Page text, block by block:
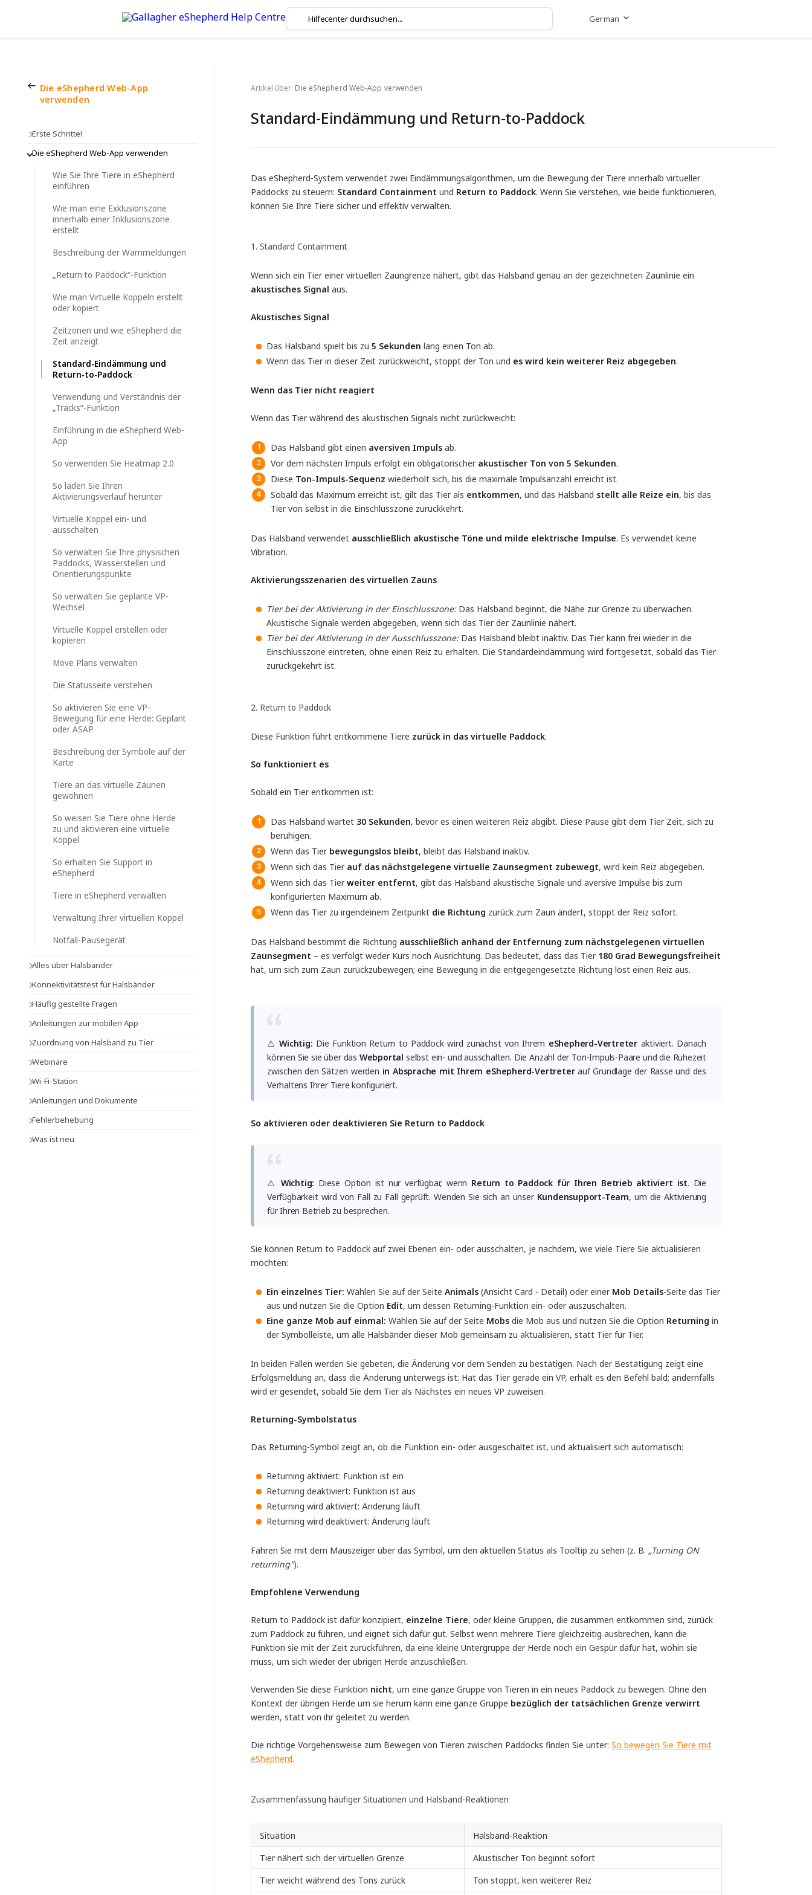
German
Die eShepherd Web-App
verwenden
Erste Schritte!
Die eShepherd Web-App verwenden
Wie Sie Ihre Tiere in eShepherd
einführen
Wie man eine Exklusionszone
innerhalb einer Inklusionszone
erstellt
Beschreibung der Warnmeldungen
„Return to Paddock“-Funktion
Wie man Virtuelle Koppeln erstellt
oder kopiert
Zeitzonen und wie eShepherd die
Zeit anzeigt
Standard-Eindämmung und
Return-to-Paddock
Verwendung und Verständnis der
„Tracks“-Funktion
Einführung in die eShepherd Web-
App
So verwenden Sie Heatmap 2.0
So laden Sie Ihren
Aktivierungsverlauf herunter
Virtuelle Koppel ein- und
ausschalten
So verwalten Sie Ihre physischen
Paddocks, Wasserstellen und
Orientierungspunkte
So verwalten Sie geplante VP-
Wechsel
Virtuelle Koppel erstellen oder
kopieren
Move Plans verwalten
Die Statusseite verstehen
So aktivieren Sie eine VP-
Bewegung für eine Herde: Geplant
oder ASAP
Beschreibung der Symbole auf der
Karte
Tiere an das virtuelle Zäunen
gewöhnen
So weisen Sie Tiere ohne Herde
zu und aktivieren eine virtuelle
Koppel
So erhalten Sie Support in
eShepherd
Tiere in eShepherd verwalten
Verwaltung Ihrer virtuellen Koppel
Notfall-Pausegerät
Alles über Halsbänder
Konnektivitätstest für Halsbänder
Häufig gestellte Fragen
Anleitungen zur mobilen App
Zuordnung von Halsband zu Tier
Webinare
Wi-Fi-Station
Anleitungen und Dokumente
Fehlerbehebung
Was ist neu
Artikel über: Die eShepherd Web-App verwenden
Standard-Eindämmung und Return-to-Paddock
Das eShepherd-System verwendet zwei Eindämmungsalgorithmen, um die Bewegung der Tiere innerhalb virtueller
Paddocks zu steuern: Standard Containment und Return to Paddock. Wenn Sie verstehen, wie beide funktionieren,
können Sie Ihre Tiere sicher und effektiv verwalten.
1. Standard Containment
Wenn sich ein Tier einer virtuellen Zaungrenze nähert, gibt das Halsband genau an der gezeichneten Zaunlinie ein
akustisches Signal aus.
Akustisches Signal
Das Halsband spielt bis zu 5 Sekunden lang einen Ton ab.
Wenn das Tier in dieser Zeit zurückweicht, stoppt der Ton und es wird kein weiterer Reiz abgegeben.
Wenn das Tier nicht reagiert
Wenn das Tier während des akustischen Signals nicht zurückweicht:
Das Halsband gibt einen aversiven Impuls ab.
Vor dem nächsten Impuls erfolgt ein obligatorischer akustischer Ton von 5 Sekunden.
Diese Ton-Impuls-Sequenz wiederholt sich, bis die maximale Impulsanzahl erreicht ist.
Sobald das Maximum erreicht ist, gilt das Tier als entkommen, und das Halsband stellt alle Reize ein, bis das
Tier von selbst in die Einschlusszone zurückkehrt.
Das Halsband verwendet ausschließlich akustische Töne und milde elektrische Impulse. Es verwendet keine
Vibration.
Aktivierungsszenarien des virtuellen Zauns
Tier bei der Aktivierung in der Einschlusszone:Das Halsband beginnt, die Nähe zur Grenze zu überwachen.
Akustische Signale werden abgegeben, wenn sich das Tier der Zaunlinie nähert.
Tier bei der Aktivierung in der Ausschlusszone:Das Halsband bleibt inaktiv. Das Tier kann frei wieder in die
Einschlusszone eintreten, ohne einen Reiz zu erhalten. Die Standardeindämmung wird fortgesetzt, sobald das Tier
zurückgekehrt ist.
2. Return to Paddock
Diese Funktion führt entkommene Tiere zurück in das virtuelle Paddock.
So funktioniert es
Sobald ein Tier entkommen ist:
Das Halsband wartet 30 Sekunden, bevor es einen weiteren Reiz abgibt. Diese Pause gibt dem Tier Zeit, sich zu
beruhigen.
Wenn das Tier bewegungslos bleibt, bleibt das Halsband inaktiv.
Wenn sich das Tier auf das nächstgelegene virtuelle Zaunsegment zubewegt, wird kein Reiz abgegeben.
Wenn sich das Tierweiter entfernt, gibt das Halsband akustische Signale und aversive Impulse bis zum
konfigurierten Maximum ab.
Wenn das Tier zu irgendeinem Zeitpunkt die Richtung zurück zum Zaun ändert, stoppt der Reiz sofort.
Das Halsband bestimmt die Richtung ausschließlich anhand der Entfernung zum nächstgelegenen virtuellen
Zaunsegment – es verfolgt weder Kurs noch Ausrichtung. Das bedeutet, dass das Tier 180 Grad Bewegungsfreiheit
hat, um sich zum Zaun zurückzubewegen; eine Bewegung in die entgegengesetzte Richtung löst einen Reiz aus.
⚠️Wichtig: Die Funktion Return to Paddock wird zunächst von Ihrem eShepherd-Vertreteraktiviert. Danach
können Sie sie über das Webportal selbst ein- und ausschalten. Die Anzahl der Ton-Impuls-Paare und die Ruhezeit
zwischen den Sätzen werden in Absprache mit Ihrem eShepherd-Vertreterauf Grundlage der Rasse und des
Verhaltens Ihrer Tiere konfiguriert.
So aktivieren oder deaktivieren Sie Return to Paddock
⚠️ Wichtig: Diese Option ist nur verfügbar, wenn Return to Paddock für Ihren Betrieb aktiviert ist. Die
Verfügbarkeit wird von Fall zu Fall geprüft. Wenden Sie sich an unser Kundensupport-Team, um die Aktivierung
für Ihren Betrieb zu besprechen.
Sie können Return to Paddock auf zwei Ebenen ein- oder ausschalten, je nachdem, wie viele Tiere Sie aktualisieren
möchten:
Ein einzelnes Tier: Wählen Sie auf der Seite Animals (Ansicht Card - Detail) oder einer Mob Details-Seite das Tier
aus und nutzen Sie die Option Edit, um dessen Returning-Funktion ein- oder auszuschalten.
Eine ganze Mob auf einmal: Wählen Sie auf der Seite Mobs die Mob aus und nutzen Sie die Option Returning in
der Symbolleiste, um alle Halsbänder dieser Mob gemeinsam zu aktualisieren, statt Tier für Tier.
In beiden Fällen werden Sie gebeten, die Änderung vor dem Senden zu bestätigen. Nach der Bestätigung zeigt eine
Erfolgsmeldung an, dass die Änderung unterwegs ist: Hat das Tier gerade ein VP, erhält es den Befehl bald; andernfalls
wird er gesendet, sobald Sie dem Tier als Nächstes ein neues VP zuweisen.
Returning-Symbolstatus
Das Returning-Symbol zeigt an, ob die Funktion ein- oder ausgeschaltet ist, und aktualisiert sich automatisch:
Returning aktiviert: Funktion ist ein
Returning deaktiviert: Funktion ist aus
Returning wird aktiviert: Änderung läuft
Returning wird deaktiviert: Änderung läuft
Fahren Sie mit dem Mauszeiger über das Symbol, um den aktuellen Status als Tooltip zu sehen (z. B. „Turning ON
returning").
Empfohlene Verwendung
Return to Paddock ist dafür konzipiert, einzelne Tiere, oder kleine Gruppen, die zusammen entkommen sind, zurück
zum Paddock zu führen, und eignet sich dafür gut. Selbst wenn mehrere Tiere gleichzeitig ausbrechen, kann die
Funktion sie mit der Zeit zurückführen, da eine kleine Untergruppe der Herde noch ein Gespür dafür hat, wohin sie
muss, um sich wieder der übrigen Herde anzuschließen.
Verwenden Sie diese Funktion nicht, um eine ganze Gruppe von Tieren in ein neues Paddock zu bewegen. Ohne den
Kontext der übrigen Herde um sie herum kann eine ganze Gruppe bezüglich der tatsächlichen Grenze verwirrt
werden, statt von ihr geleitet zu werden.
Die richtige Vorgehensweise zum Bewegen von Tieren zwischen Paddocks finden Sie unter: So bewegen Sie Tiere mit
eShepherd.
Zusammenfassung häufiger Situationen und Halsband-Reaktionen
Situation
Halsband-Reaktion
Tier nähert sich der virtuellen Grenze
Akustischer Ton beginnt sofort
Tier weicht während des Tons zurück
Ton stoppt, kein weiterer Reiz